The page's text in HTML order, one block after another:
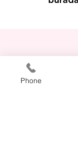
Phone